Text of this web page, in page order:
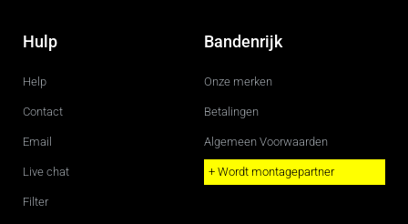
Hulp
Help
Contact
Email
Live chat
Filter
Bandenrijk
Onze merken
Betalingen
Algemeen Voorwaarden
+ Wordt montagepartner